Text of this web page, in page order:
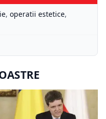
, operatii estetice,